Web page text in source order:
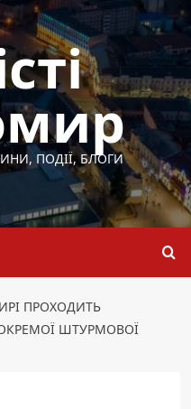
ПОДІЇ, БЛОГИ
ПРОХОДИТЬ
ШТУРМОВОЇ